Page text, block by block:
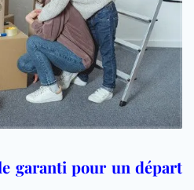
garanti pour un départ